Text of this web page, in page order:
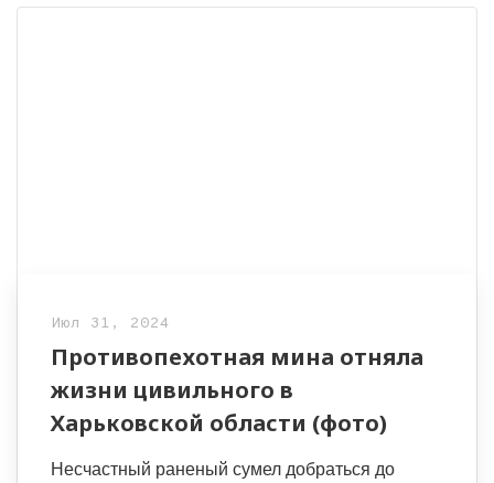
Июл 31, 2024
Противопехотная мина отняла
жизни цивильного в
Харьковской области (фото)
Несчастный раненый сумел добраться до